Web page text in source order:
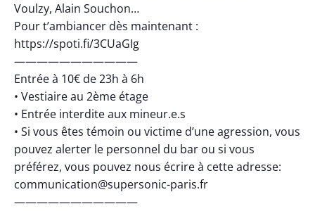
Voulzy, Alain Souchon…
Pour t’ambiancer dès maintenant :
https://spoti.fi/3CUaGIg
———————————
Entrée à 10€ de 23h à 6h
• Vestiaire au 2ème étage
• Entrée interdite aux mineur.e.s
• Si vous êtes témoin ou victime d’une agression, vous
pouvez alerter le personnel du bar ou si vous
préférez, vous pouvez nous écrire à cette adresse:
communication@supersonic-paris.fr
———————————